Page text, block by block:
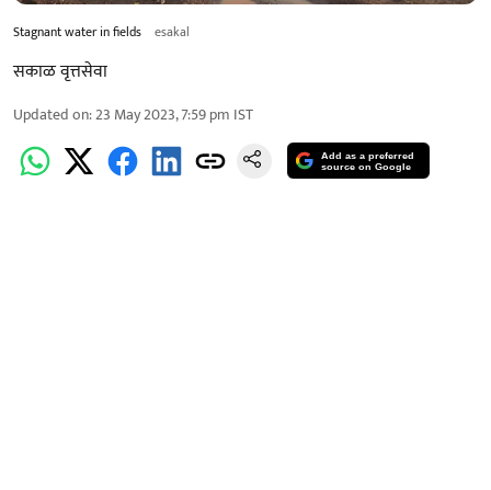
Stagnant water in fields esakal
सकाळ वृत्तसेवा
Updated on:23 May 2023, 7:59 pm IST
Add as a preferred
source on Google